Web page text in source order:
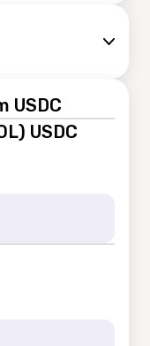
USDC
USDC